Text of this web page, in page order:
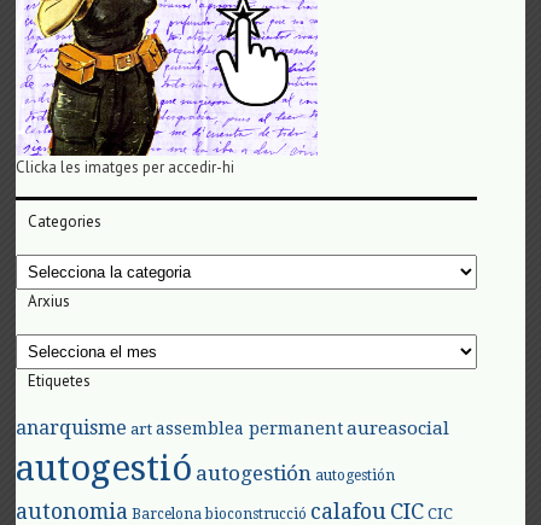
Clicka les imatges per accedir-hi
Categories
Categories
Arxius
Arxius
Etiquetes
anarquisme art assemblea permanent aureasocial
autogestió autogestión autogestión
autonomia Barcelona bioconstrucció calafouCIC CIC